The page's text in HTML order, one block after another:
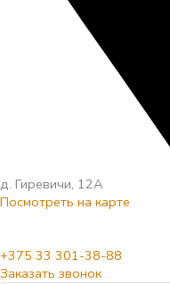
д. Гиревичи, 12А
Посмотреть на карте
+375 33 301-38-88
Заказать звонок